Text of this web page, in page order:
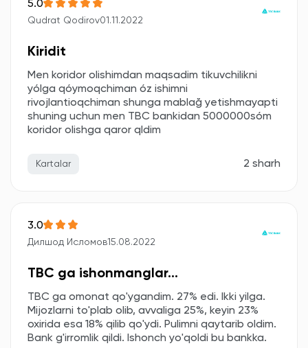
5.0
Qudrat Qodirov01.11.2022
Kiridit
Men koridor olishimdan maqsadim tikuvchilikni
yólga qóymoqchiman óz ishimni
rivojlantioqchiman shunga mablağ yetishmayapti
shuning uchun men TBC bankidan 5000000sóm
koridor olishga qaror qldim
Kartalar 2 sharh
3.0
Дилшод Исломов15.08.2022
TBC ga ishonmanglar...
TBC ga omonat qo'ygandim. 27% edi. Ikki yilga.
Mijozlarni to'plab olib, avvaliga 25%, keyin 23%
oxirida esa 18% qilib qo'ydi. Pulimni qaytarib oldim.
Bank g'irromlik qildi. Ishonch yo'qoldi bu bankka.